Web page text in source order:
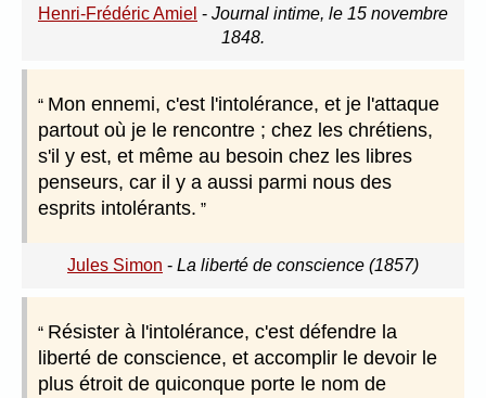
Henri-Frédéric Amiel - Journal intime, le 15 novembre
1848.
Mon ennemi, c'est l'intolérance, et je l'attaque
partout où je le rencontre ; chez les chrétiens,
s'il y est, et même au besoin chez les libres
penseurs, car il y a aussi parmi nous des
esprits intolérants.
Jules Simon - La liberté de conscience (1857)
Résister à l'intolérance, c'est défendre la
liberté de conscience, et accomplir le devoir le
plus étroit de quiconque porte le nom de